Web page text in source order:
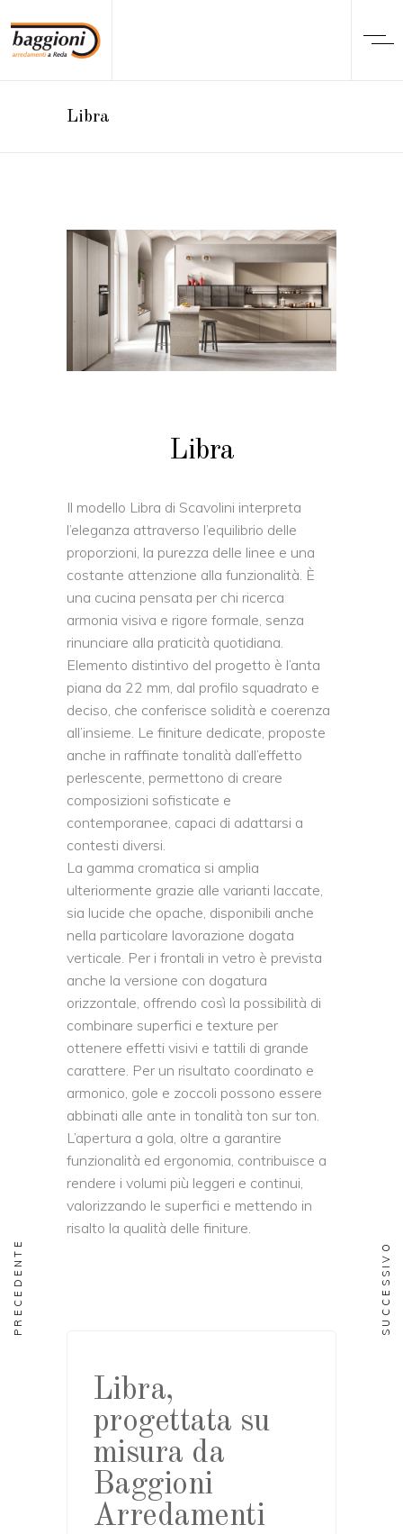
Libra
Libra
Il modello Libra di Scavolini interpreta
l’eleganza attraverso l’equilibrio delle
proporzioni, la purezza delle linee e una
costante attenzione alla funzionalità. È
una cucina pensata per chi ricerca
armonia visiva e rigore formale, senza
rinunciare alla praticità quotidiana.
Elemento distintivo del progetto è l’anta
piana da 22 mm, dal profilo squadrato e
deciso, che conferisce solidità e coerenza
all’insieme. Le finiture dedicate, proposte
anche in raffinate tonalità dall’effetto
perlescente, permettono di creare
composizioni sofisticate e
contemporanee, capaci di adattarsi a
contesti diversi.
La gamma cromatica si amplia
ulteriormente grazie alle varianti laccate,
sia lucide che opache, disponibili anche
nella particolare lavorazione dogata
verticale. Per i frontali in vetro è prevista
anche la versione con dogatura
orizzontale, offrendo così la possibilità di
combinare superfici e texture per
ottenere effetti visivi e tattili di grande
carattere. Per un risultato coordinato e
armonico, gole e zoccoli possono essere
abbinati alle ante in tonalità ton sur ton.
L’apertura a gola, oltre a garantire
funzionalità ed ergonomia, contribuisce a
rendere i volumi più leggeri e continui,
valorizzando le superfici e mettendo in
risalto la qualità delle finiture.
Libra,
progettata su
misura da
Baggioni
Arredamenti
PRECEDENTE SUCCESSIVO